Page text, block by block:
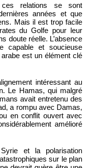
relations se sont
années et que
Mais il est trop facile
du Golfe pour leur
doute réelle. L’absence
capable et soucieuse
arabe est un élément clé
intéressant au
Le Hamas, qui malgré
avait entretenu des
a rompu avec Damas,
en conflit ouvert avec
amélioré
et la polarisation
sur le plan